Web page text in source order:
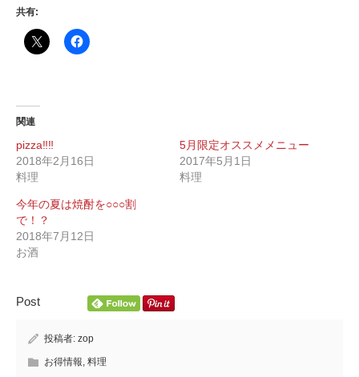
共有:
関連
pizza‼︎‼︎
2018年2月16日
料理
5月限定オススメメニュー
2017年5月1日
料理
今年の夏は焼酎を○○○割
で！？
2018年7月12日
お酒
Post
投稿者: zop
お得情報, 料理